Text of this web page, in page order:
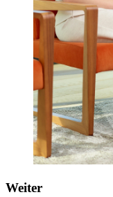
Weiter